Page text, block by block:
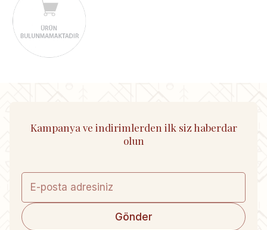
Kampanya ve indirimlerden ilk siz haberdar
olun
Gönder